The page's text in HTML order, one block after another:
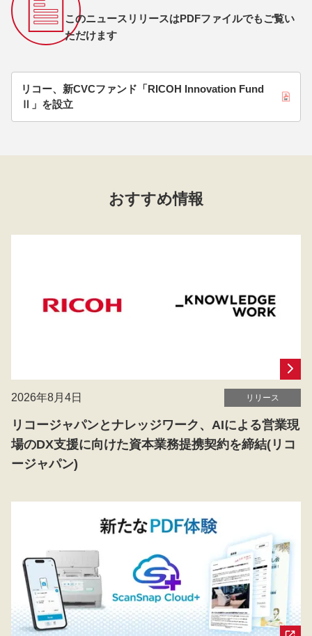
このニュースリリースはPDFファイルでもご覧い
ただけます
リコー、新CVCファンド「RICOH Innovation Fund
Ⅱ」を設立
おすすめ情報
リコージャパンとナレッジワーク、AIによる営業現
場のDX支援に向けた資本業務提携契約を締結(リコ
ージャパン)
2026年8月4日 リリース